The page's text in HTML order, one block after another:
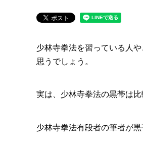
少林寺拳法を習っている人
思うでしょう。
実は、少林寺拳法の黒帯は
少林寺拳法有段者の筆者が